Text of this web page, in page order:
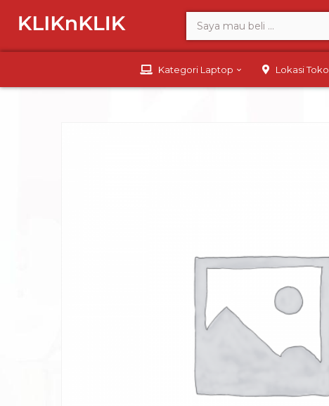
Kategori Laptop Lokasi Toko